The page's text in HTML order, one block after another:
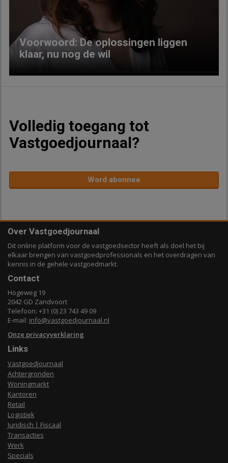
Voorwoord: De oplossingen liggen
klaar, nu nog de wil
Volledig toegang tot
Vastgoedjournaal?
Word abonnee
Over Vastgoedjournaal
Dit online platform voor de vastgoedsector heeft als doel het bij
elkaar brengen van vastgoedprofessionals en het overdragen van
kennis in de gehele vastgoedmarkt.
Contact
Hogeweg 19
2042 GD Zandvoort
Telefoon: +31 (0) 23 743 49 09
E-mail: info@vastgoedjournaal.nl
Onze privacyverklaring
Links
Vastgoedjournaal
Achtergronden
Woningmarkt
Kantoren
Retail
Logistiek
Juridisch | Fiscaal
Transacties
Werk
Specials